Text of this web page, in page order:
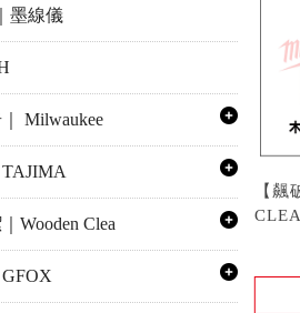
墨線儀
Milwaukee
Wooden Clea
【